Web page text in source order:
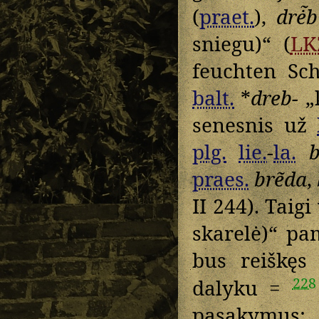
(praet.),
sniegu)“ (
feuchten
balt.*dreb-
senesnis už
plg. lie.-la.
praes.brẽda,
II 244).
skarelė)“
bus
dalyku =228